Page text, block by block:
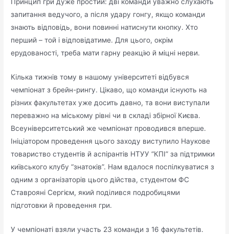
запитання ведучого, а після удару гонгу, якщо команди
знають відповідь, вони повинні натиснути кнопку. Хто
перший – той і відповідатиме. Для цього, окрім
ерудованості, треба мати гарну реакцію й міцні нерви.
Кілька тижнів тому в нашому університеті відбувся
чемпіонат з брейн-рингу. Цікаво, що команди існують на
різних факультетах уже досить давно, та вони виступали
переважно на міському рівні чи в складі збірної Києва.
Всеуніверситетський же чемпіонат проводився вперше.
Ініціатором проведення цього заходу виступило Наукове
товариство студентів й аспірантів НТУУ “КПІ” за підтримки
київського клубу “знатоків”. Нам вдалося поспілкуватися з
одним з організаторів цього дійства, студентом ФС
Ставрояні Сергієм, який поділився подробицями
підготовки й проведення гри.
У чемпіонаті взяли участь 23 команди з 16 факультетів.